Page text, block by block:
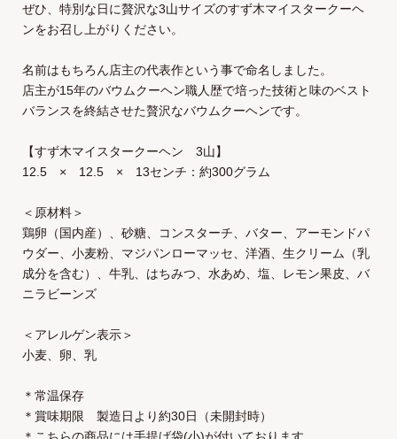
ぜひ、特別な日に贅沢な3山サイズのすず木マイスタークーヘ
ンをお召し上がりください。
名前はもちろん店主の代表作という事で命名しました。
店主が15年のバウムクーヘン職人歴で培った技術と味のベスト
バランスを終結させた贅沢なバウムクーヘンです。
【すず木マイスタークーヘン 3山】
12.5 × 12.5 × 13センチ：約300グラム
＜原材料＞
鶏卵（国内産）、砂糖、コンスターチ、バター、アーモンドパ
ウダー、小麦粉、マジパンローマッセ、洋酒、生クリーム（乳
成分を含む）、牛乳、はちみつ、水あめ、塩、レモン果皮、バ
ニラビーンズ
＜アレルゲン表示＞
小麦、卵、乳
＊常温保存
＊賞味期限 製造日より約30日（未開封時）